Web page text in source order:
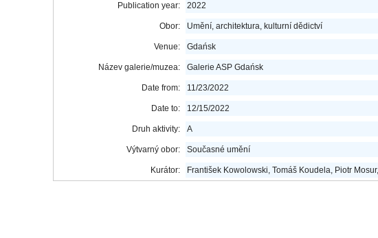
Publication year: 2022
Obor: Umění, architektura, kulturní dědictví
Venue: Gdańsk
Název galerie/muzea: Galerie ASP Gdańsk
Date from: 11/23/2022
Date to: 12/15/2022
Druh aktivity: A
Výtvarný obor: Současné umění
Kurátor: František Kowolowski, Tomáš Koudela, Piotr